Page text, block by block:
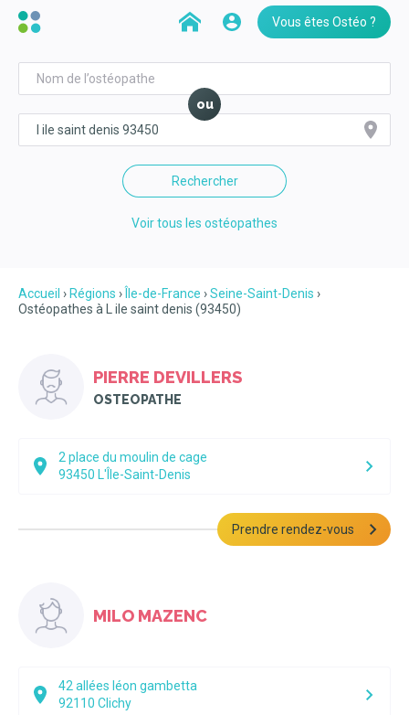
Vous êtes Ostéo ?
ou
Rechercher
Voir tous les ostéopathes
Accueil Régions Île-de-France
Seine-Saint-Denis
Ostéopathes à L ile saint denis (93450)
PIERRE DEVILLERS
OSTEOPATHE
2 place du moulin de cage
93450 L'Île-Saint-Denis
Prendre rendez-vous
MILO MAZENC
42 allées léon gambetta
92110 Clichy